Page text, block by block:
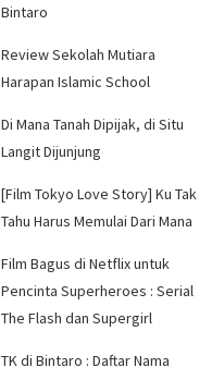
Bintaro
Review Sekolah Mutiara
Harapan Islamic School
Di Mana Tanah Dipijak, di Situ
Langit Dijunjung
[Film Tokyo Love Story] Ku Tak
Tahu Harus Memulai Dari Mana
Film Bagus di Netflix untuk
Pencinta Superheroes : Serial
The Flash dan Supergirl
TK di Bintaro : Daftar Nama